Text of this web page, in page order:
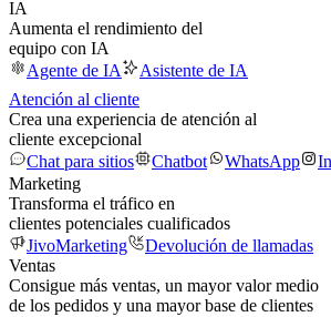
IA
Aumenta el rendimiento del
equipo con IA
Agente de IA
Asistente de IA
Atención al cliente
Crea una experiencia de atención al
cliente excepcional
Chat para sitios
Chatbot WhatsApp
Marketing
Transforma el tráfico en
clientes potenciales cualificados
JivoMarketing
Devolución de llamadas
Ventas
Consigue más ventas, un mayor valor medio
de los pedidos y una mayor base de clientes